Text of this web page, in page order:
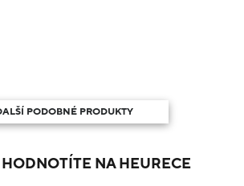
PODOBNÉ PRODUKTY
NA HEURECE